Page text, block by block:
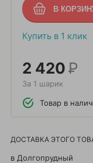
Купить в 1 клик
2 420Р
За 1 шарик
Товар в
ДОСТАВКА ЭТОГО
в Долгопрудный